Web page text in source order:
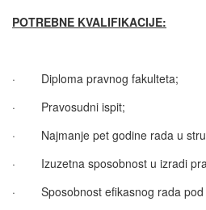
POTREBNE KVALIFIKACIJE:
·
Diploma pravnog fakulteta;
·
Pravosudni ispit;
·
Najmanje pet godine rada u
·
Izuzetna sposobnost u izradi
·
Sposobnost efikasnog rada